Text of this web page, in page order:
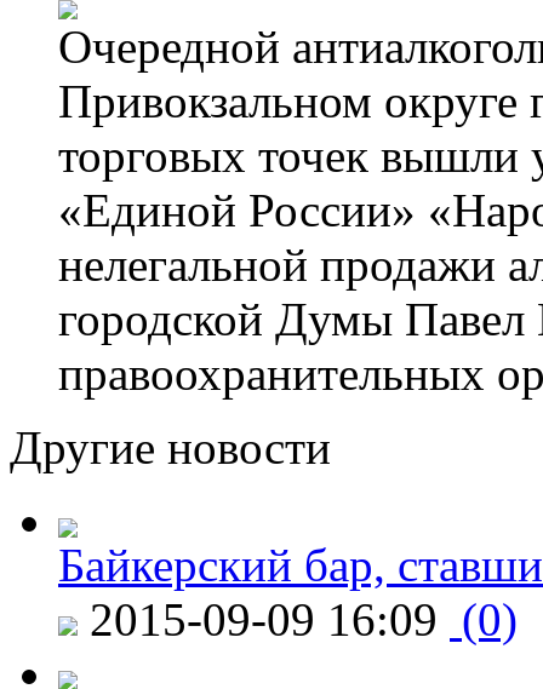
Очередной
Привокзальном
торговых точек вышли
«Единой России»
нелегальной продажи
городской Думы Павел
правоохранительных
Другие новости
Байкерский бар,
2015-09-09 16:09 (0)